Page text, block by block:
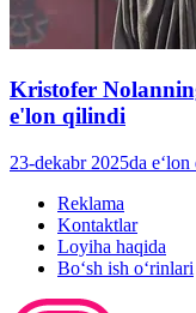
Kristofer
e'lon qilindi
23-dekabr 2025da
Reklama
Kontaktlar
Loyiha haqida
Bo‘sh ish o‘rinlari